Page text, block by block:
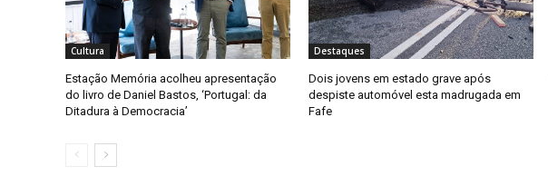
Cultura
Estação Memória acolheu apresentação
do livro de Daniel Bastos, ‘Portugal: da
Ditadura à Democracia’
Destaques
Dois jovens em estado grave após
despiste automóvel esta madrugada em
Fafe